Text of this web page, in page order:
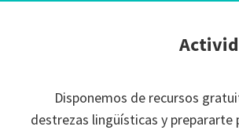
Disponemos de recursos
destrezas lingüísticas y